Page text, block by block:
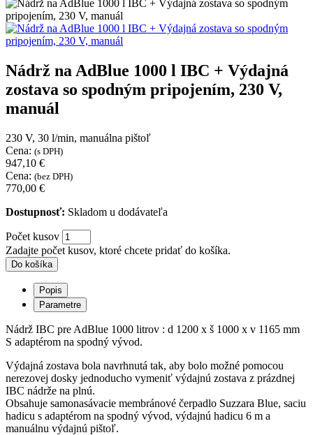
Nádrž na AdBlue 1000 l IBC + Výdajná
zostava so spodným pripojením, 230 V,
manuál
230 V, 30 l/min, manuálna pištoľ
Cena: (s DPH)
947,10 €
Cena: (bez DPH)
770,00 €
Dostupnosť: Skladom u dodávateľa
Počet kusov
Zadajte počet kusov, ktoré chcete pridať do košíka.
Do košíka
Popis
Parametre
Nádrž IBC pre AdBlue 1000 litrov : d 1200 x š 1000 x v 1165 mm
S adaptérom na spodný vývod.
Výdajná zostava bola navrhnutá tak, aby bolo možné pomocou
nerezovej dosky jednoducho vymeniť výdajnú zostava z prázdnej
IBC nádrže na plnú.
Obsahuje samonasávacie membránové čerpadlo Suzzara Blue, saciu
hadicu s adaptérom na spodný vývod, výdajnú hadicu 6 m a
manuálnu výdajnú pištoľ.